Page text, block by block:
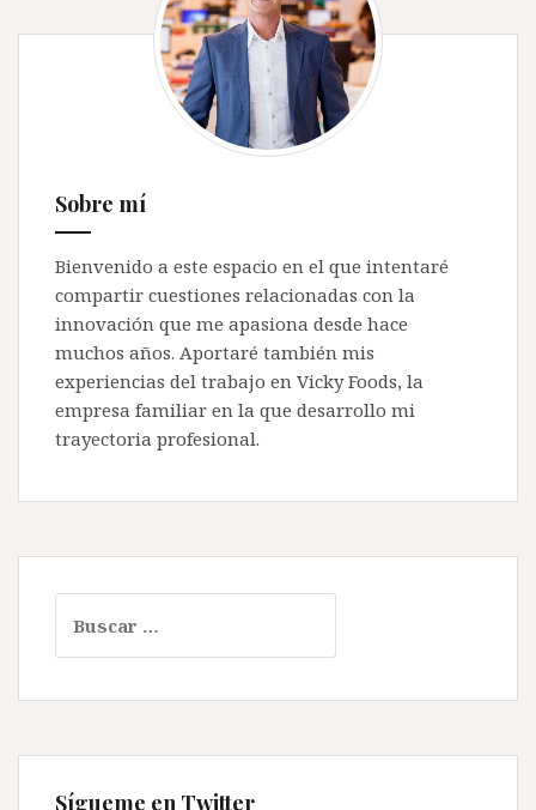
coche?
Sobre mí
Bienvenido a este espacio en el que intentaré
compartir cuestiones relacionadas con la
innovación que me apasiona desde hace
muchos años. Aportaré también mis
experiencias del trabajo en Vicky Foods, la
empresa familiar en la que desarrollo mi
trayectoria profesional.
Sígueme en Twitter